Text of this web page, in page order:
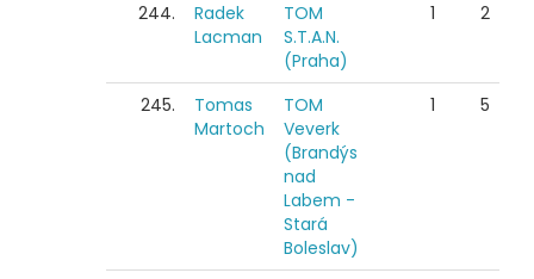
244.
Radek
Lacman
TOM
S.T.A.N.
(Praha)
1 2
245.
Tomas
Martoch
TOM
Veverk
(Brandýs
nad
Labem -
Stará
Boleslav)
1 5